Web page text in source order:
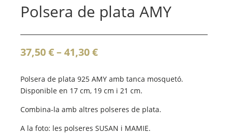
Polsera de plata AMY
37,50€–41,30€Interval
preus:
37,50 €
a
41,30 €
Polsera de plata 925 AMY amb tanca mosquetó.
Disponible en 17 cm, 19 cm i 21 cm.
Combina-la amb altres polseres de plata.
A la foto: les polseres SUSAN i MAMIE.